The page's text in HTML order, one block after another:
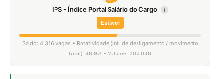
IPS - Índice Portal Salário do Cargo i
Estável
Saldo: 4.316 vagas • Rotatividade (int. de desligamento / movimento
total): 48,9% • Volume: 204.048